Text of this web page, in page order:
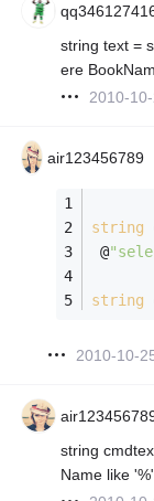
string text =
ere
2010-
air123456789
string
@
string
2010-10-
string
Name like